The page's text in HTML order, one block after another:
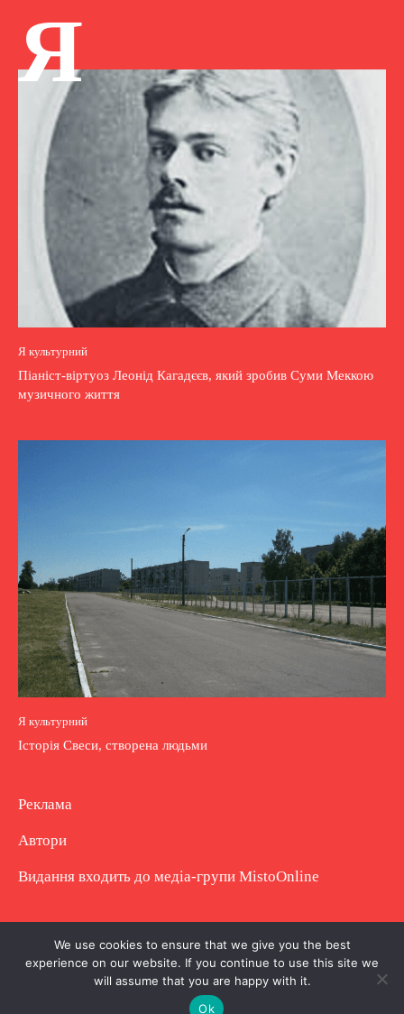
Я
Я культурний
Піаніст-віртуоз Леонід Кагадєєв, який зробив Суми Меккою
музичного життя
Я культурний
Історія Свеси, створена людьми
Реклама
Автори
Видання входить до медіа-групи MistoOnline
Copyright © Повне використання матеріалу
заборонено. Частково можна з гіперпосиланням.
We use cookies to ensure that we give you the best
experience on our website. If you continue to use this site we
will assume that you are happy with it.
Ok